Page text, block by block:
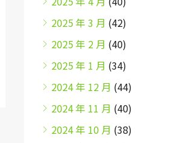
2025 年 3 月 (42)
2025 年 2 月 (40)
2025 年 1 月 (34)
2024 年 12 月 (44)
2024 年 11 月 (40)
2024 年 10 月 (38)